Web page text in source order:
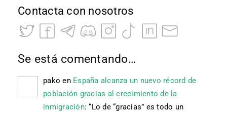
Contacta con nosotros
Se está comentando…
pako en España alcanza un nuevo récord de
población gracias al crecimiento de la
inmigración: “Lo de “gracias” es todo un